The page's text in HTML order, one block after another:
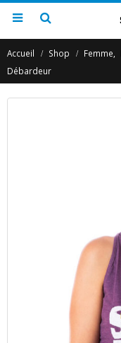
Accueil Shop Femme
Débardeur